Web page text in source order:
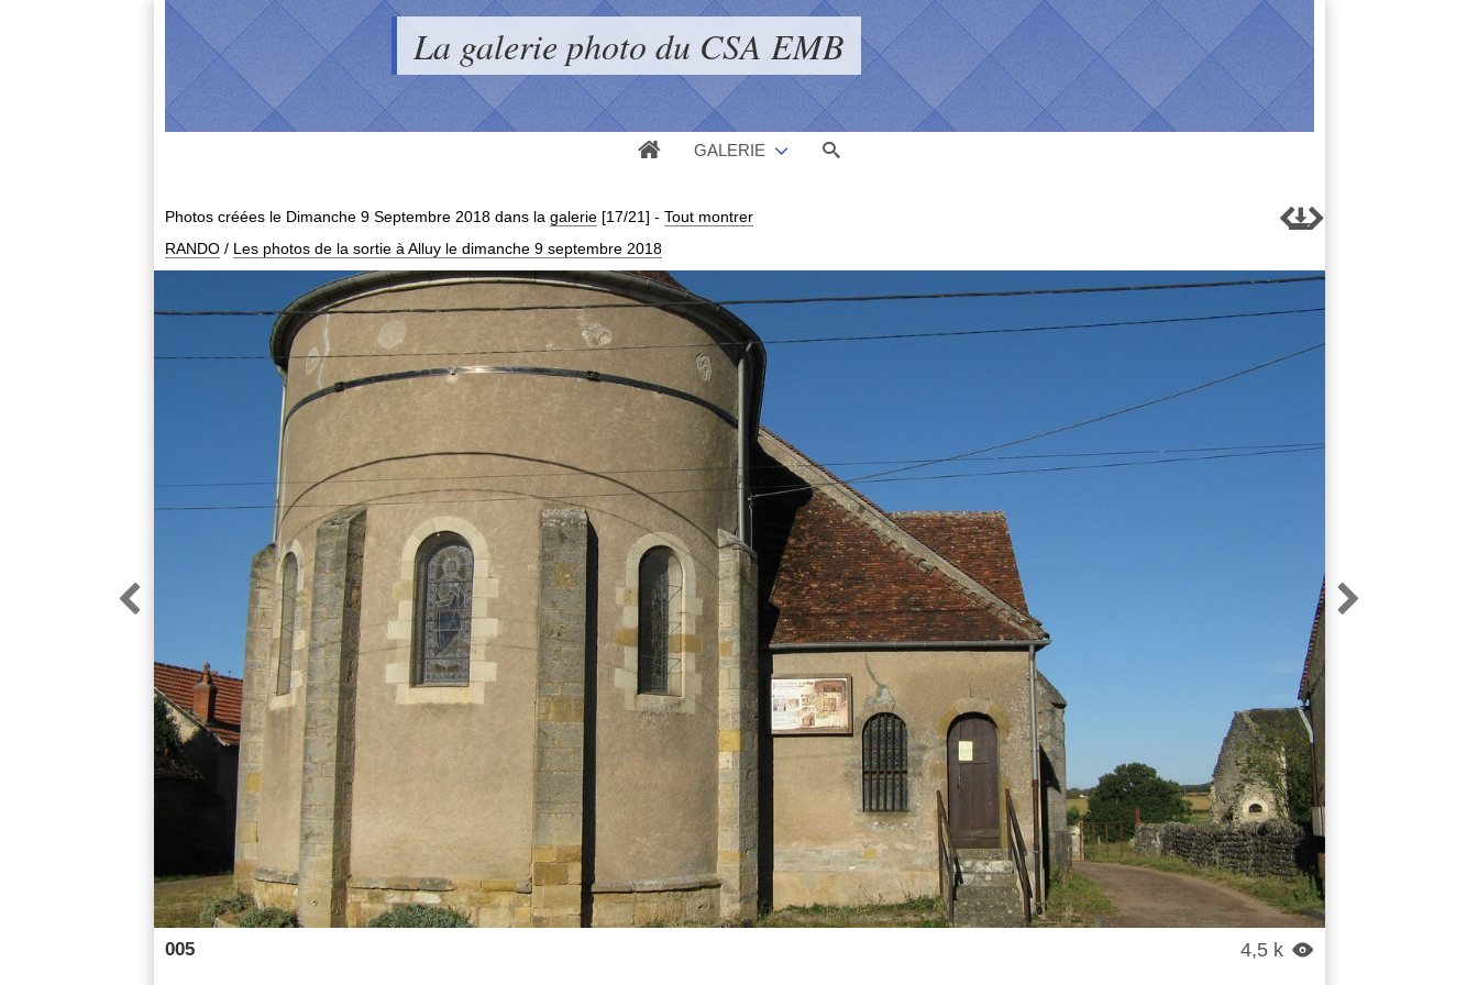
La galerie photo du CSA EMB
GALERIE
Photos créées le Dimanche 9 Septembre 2018dans la galerie [17/21] - Tout montrer
RANDO / Les photos de la sortie à Alluy le dimanche 9 septembre 2018

 
4,5 k 
005